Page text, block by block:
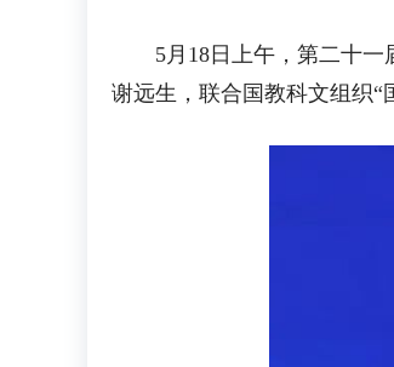
5月18日上午，第二十一届
谢远生，联合国教科文组织“